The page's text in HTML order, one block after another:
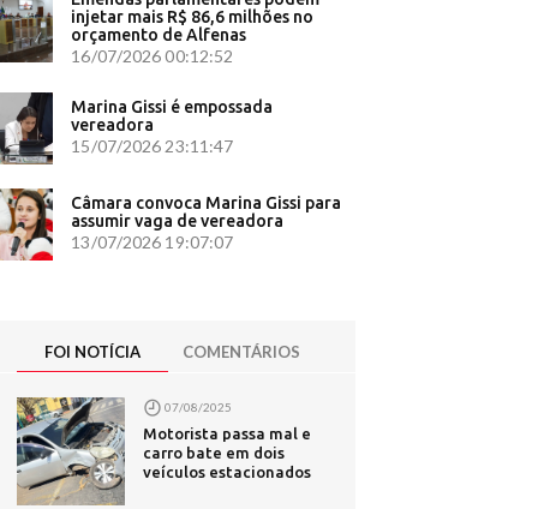
sobre
de 4 mil
volte
-
injetar mais R$ 86,6 milhões no
orçamento de Alfenas
16/07/2026 00:12:52
Marina Gissi é empossada
vereadora
15/07/2026 23:11:47
Câmara convoca Marina Gissi para
assumir vaga de vereadora
13/07/2026 19:07:07
FOI NOTÍCIA COMENTÁRIOS
07/08/2025
Motorista passa mal e
carro bate em dois
veículos estacionados